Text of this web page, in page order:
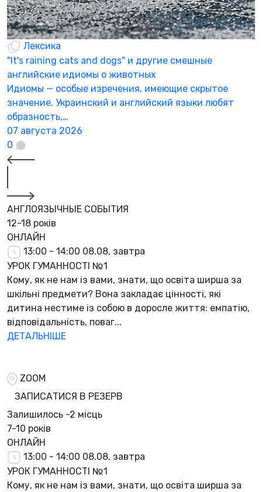
Лексика
"It's raining cats and dogs" и другие смешные
английские идиомы о животных
Идиомы — особые изречения, имеющие скрытое
значение. Украинский и английский языки любят
образность,…
07 августа 2026
0
АНГЛОЯЗЫЧНЫЕ СОБЫТИЯ
12-18 років
ОНЛАЙН
13:00 - 14:00 08.08, завтра
УРОК ГУМАННОСТІ №1
Кому, як не нам із вами, знати, що освіта ширша за
шкільні предмети? Вона закладає цінності, які
дитина нестиме із собою в доросле життя: емпатію,
відповідальність, поваг...
ДЕТАЛЬНІШЕ
ZOOM
ЗАПИСАТИСЯ В РЕЗЕРВ
Залишилось -2 місць
7-10 років
ОНЛАЙН
13:00 - 14:00 08.08, завтра
УРОК ГУМАННОСТІ №1
Кому, як не нам із вами, знати, що освіта ширша за